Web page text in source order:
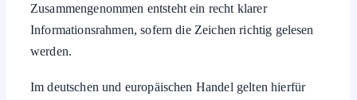
Zusammengenommen entsteht ein recht klarer
Informationsrahmen, sofern die Zeichen richtig gelesen
werden.
Im deutschen und europäischen Handel gelten hierfür